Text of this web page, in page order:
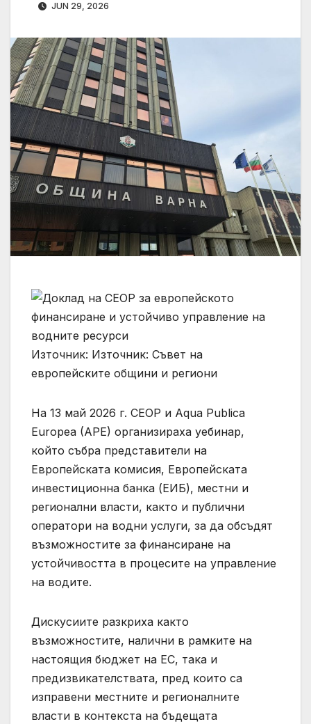
JUN 29, 2026
Източник: Източник: Съвет на
европейските общини и региони
На 13 май 2026 г. СЕОР и Aqua Publica
Europea (APE) организираха уебинар,
който събра представители на
Европейската комисия, Европейската
инвестиционна банка (ЕИБ), местни и
регионални власти, както и публични
оператори на водни услуги, за да обсъдят
възможностите за финансиране на
устойчивостта в процесите на управление
на водите.
Дискусиите разкриха както
възможностите, налични в рамките на
настоящия бюджет на ЕС, така и
предизвикателствата, пред които са
изправени местните и регионалните
власти в контекста на бъдещата